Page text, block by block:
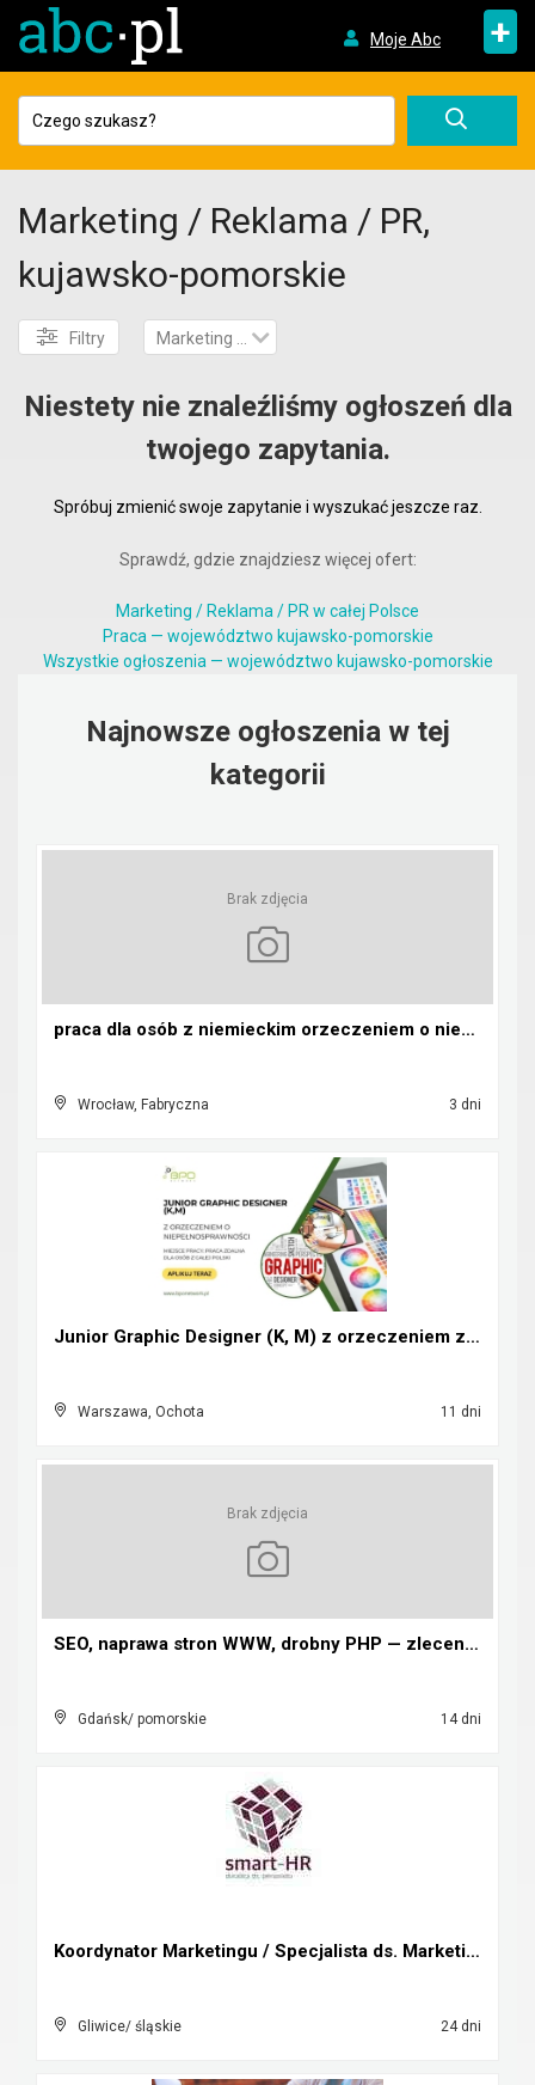
Moje Abc +
Marketing / Reklama / PR,
kujawsko-pomorskie
Filtry Marketing / Reklama / PR
Niestety nie znaleźliśmy ogłoszeń dla
twojego zapytania.
Spróbuj zmienić swoje zapytanie i wyszukać jeszcze raz.
Sprawdź, gdzie znajdziesz więcej ofert:
Marketing / Reklama / PR w całej Polsce
Praca — województwo kujawsko-pomorskie
Wszystkie ogłoszenia — województwo kujawsko-pomorskie
Najnowsze ogłoszenia w tej
kategorii
Brak zdjęcia
praca dla osób z niemieckim orzeczeniem o niepełno...
Wrocław, Fabryczna 3 dni
Junior Graphic Designer (K, M) z orzeczeniem zdaln...
Warszawa, Ochota 11 dni
Brak zdjęcia
SEO, naprawa stron WWW, drobny PHP — zlecenia doda...
Gdańsk/ pomorskie 14 dni
Koordynator Marketingu / Specjalista ds. Marketing...
Gliwice/ śląskie 24 dni